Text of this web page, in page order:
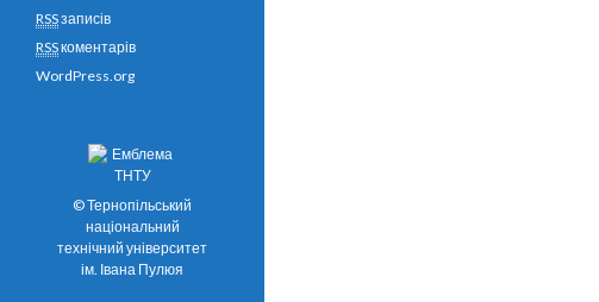
RSSзаписів
RSSкоментарів
WordPress.org
© Тернопільський
національний
технічний університет
ім. Івана Пулюя